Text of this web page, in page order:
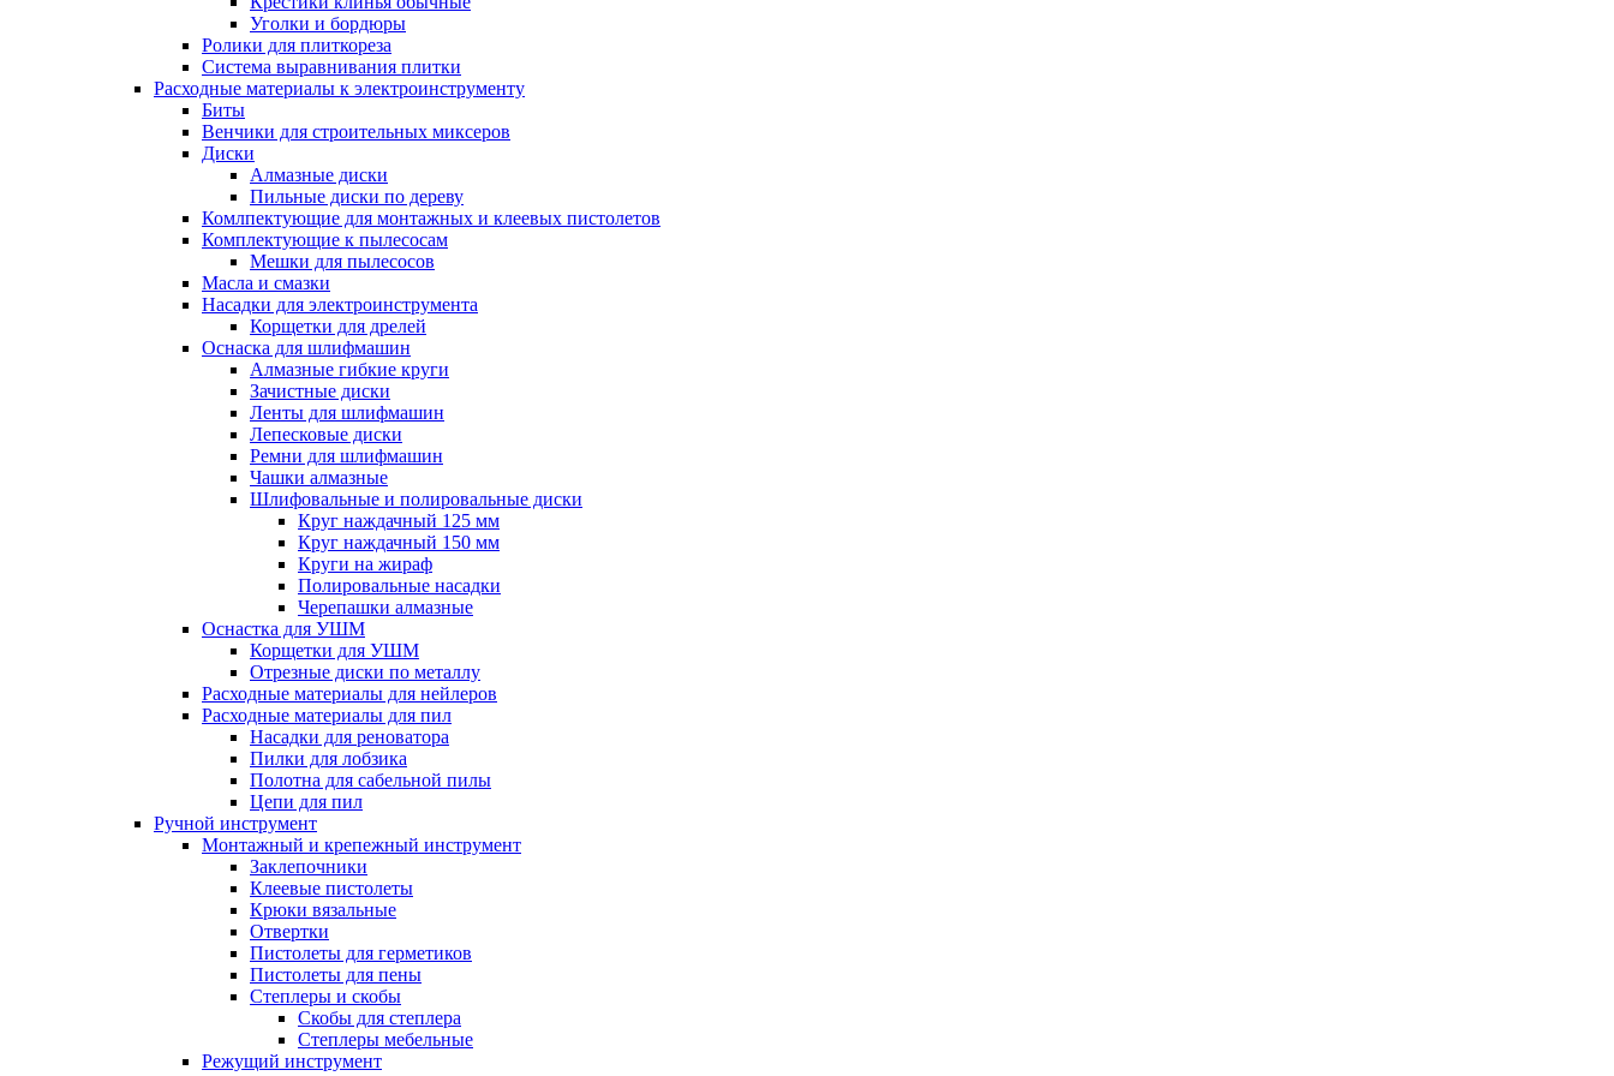
Уголки и бордюры
Ролики для плиткореза
Система выравнивания плитки
Расходные материалы к электроинструменту
Биты
Венчики для строительных миксеров
Диски
Алмазные диски
Пильные диски по дереву
Комлпектующие для монтажных и клеевых пистолетов
Комплектующие к пылесосам
Мешки для пылесосов
Масла и смазки
Насадки для электроинструмента
Корщетки для дрелей
Оснаска для шлифмашин
Алмазные гибкие круги
Зачистные диски
Ленты для шлифмашин
Лепесковые диски
Ремни для шлифмашин
Чашки алмазные
Шлифовальные и полировальные диски
Круг наждачный 125 мм
Круг наждачный 150 мм
Круги на жираф
Полировальные насадки
Черепашки алмазные
Оснастка для УШМ
Корщетки для УШМ
Отрезные диски по металлу
Расходные материалы для нейлеров
Расходные материалы для пил
Насадки для реноватора
Пилки для лобзика
Полотна для сабельной пилы
Цепи для пил
Ручной инструмент
Монтажный и крепежный инструмент
Заклепочники
Клеевые пистолеты
Крюки вязальные
Отвертки
Пистолеты для герметиков
Пистолеты для пены
Степлеры и скобы
Скобы для степлера
Степлеры мебельные
Режущий инструмент